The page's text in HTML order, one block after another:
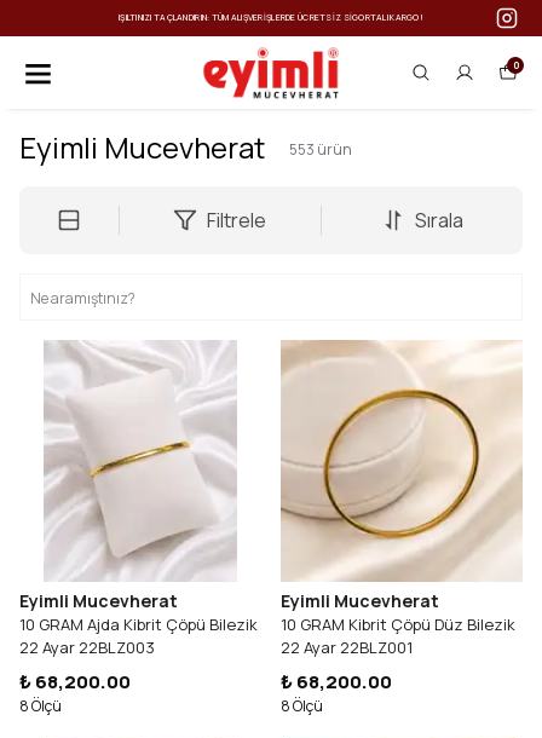
IŞILTINIZI TAÇLANDIRIN: TÜM ALIŞVERIŞLERDE ÜCRETSIZ SIGORTALI KARGO!
0
Eyimli Mucevherat 553 ürün
Filtrele Sırala
Eyimli Mucevherat
10 GRAM Ajda Kibrit Çöpü Bilezik
22 Ayar 22BLZ003
₺ 68,200.00
8 Ölçü
Eyimli Mucevherat
10 GRAM Kibrit Çöpü Düz Bilezik
22 Ayar 22BLZ001
₺ 68,200.00
8 Ölçü